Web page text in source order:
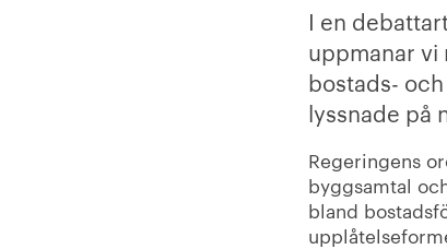
I en
uppmanar vi
bostads-
lyssnade på
Regeringens
byggsamtal
bland